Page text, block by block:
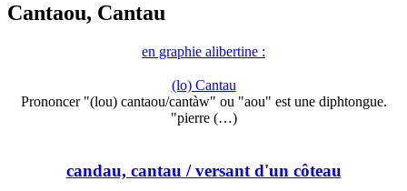
Cantaou, Cantau
en graphie alibertine :
(lo) Cantau
Prononcer "(lou) cantaou/cantàw" ou "aou" est une diphtongue.
"pierre (…)
candau, cantau / versant d'un côteau